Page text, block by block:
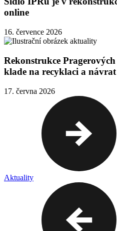
online
16. července 2026
Rekonstrukce
klade na recyklaci a
17. června 2026
Aktuality